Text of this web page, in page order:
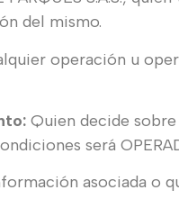
del mismo.
operación u
Quien decide
será
asociada o